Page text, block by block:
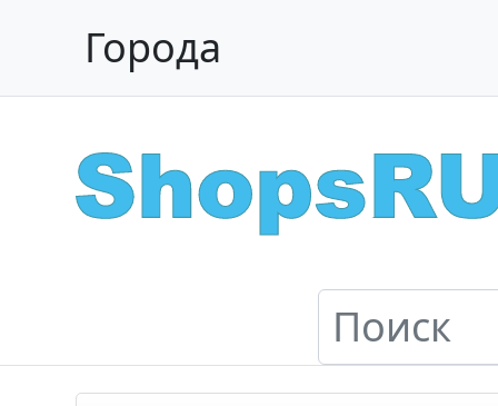
Города